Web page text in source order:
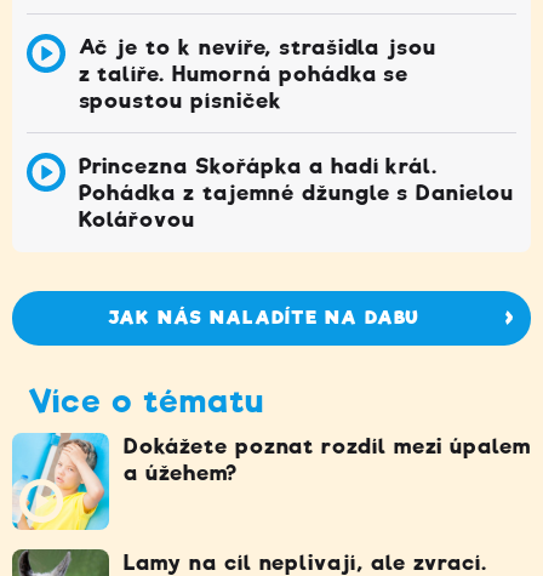
Ač je to k nevíře, strašidla jsou
z talíře. Humorná pohádka se
spoustou písniček
Princezna Skořápka a hadí král.
Pohádka z tajemné džungle s Danielou
Kolářovou
JAK NÁS NALADÍTE NA DABU
Více o tématu
Dokážete poznat rozdíl mezi úpalem
a úžehem?
Lamy na cíl neplivají, ale zvrací.